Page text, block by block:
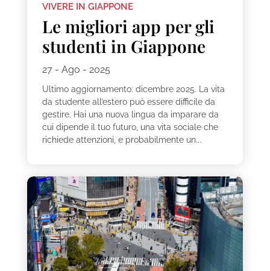
VIVERE IN GIAPPONE
Le migliori app per gli
studenti in Giappone
27 - Ago - 2025
Ultimo aggiornamento: dicembre 2025. La vita
da studente all’estero può essere difficile da
gestire. Hai una nuova lingua da imparare da
cui dipende il tuo futuro, una vita sociale che
richiede attenzioni, e probabilmente un...